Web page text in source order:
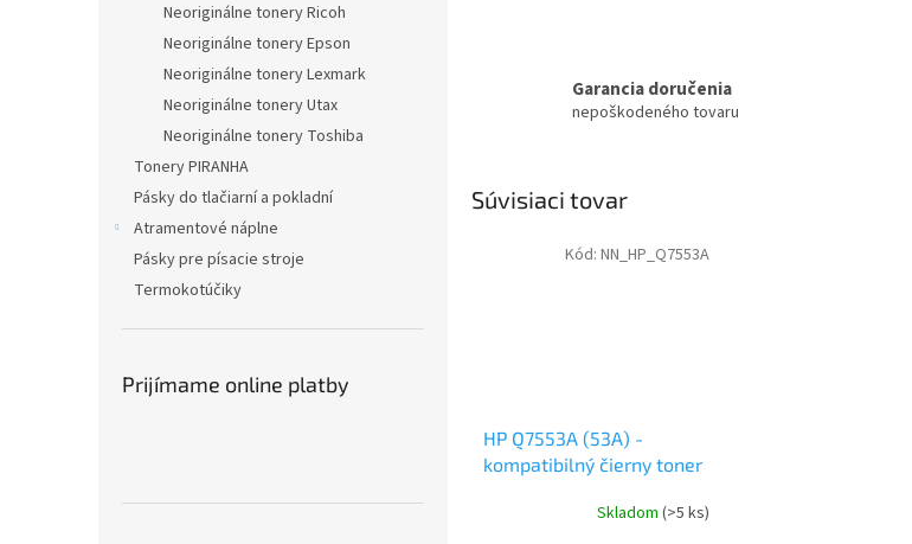
Neoriginálne tonery Ricoh
Neoriginálne tonery Epson
Neoriginálne tonery Lexmark
Neoriginálne tonery Utax
Neoriginálne tonery Toshiba
Tonery PIRANHA
Pásky do tlačiarní a pokladní
Atramentové náplne
Pásky pre písacie stroje
Termokotúčiky
Prijímame online platby
Garancia doručenia
nepoškodeného tovaru
Súvisiaci tovar
HP Q7553A (53A) -
kompatibilný čierny toner
Skladom (>5 ks)
Kód: NN_HP_Q7553A